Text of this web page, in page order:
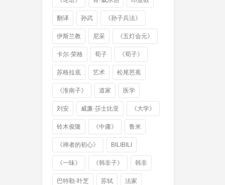
翻译 孙武 《孙子兵法》
伊斯兰教 尼采 《五灯会元》
卡尔·荣格 荀子 《荀子》
苏格拉底 艺术 松尾芭蕉
《淮南子》 道家 医学
刘安 威廉·莎士比亚 《大学》
铃木俊隆 《中庸》 鲁米
《禅者的初心》 BILIBILI
《一味》 《韩非子》 韩非
巴特勒·叶芝 苏轼 法家